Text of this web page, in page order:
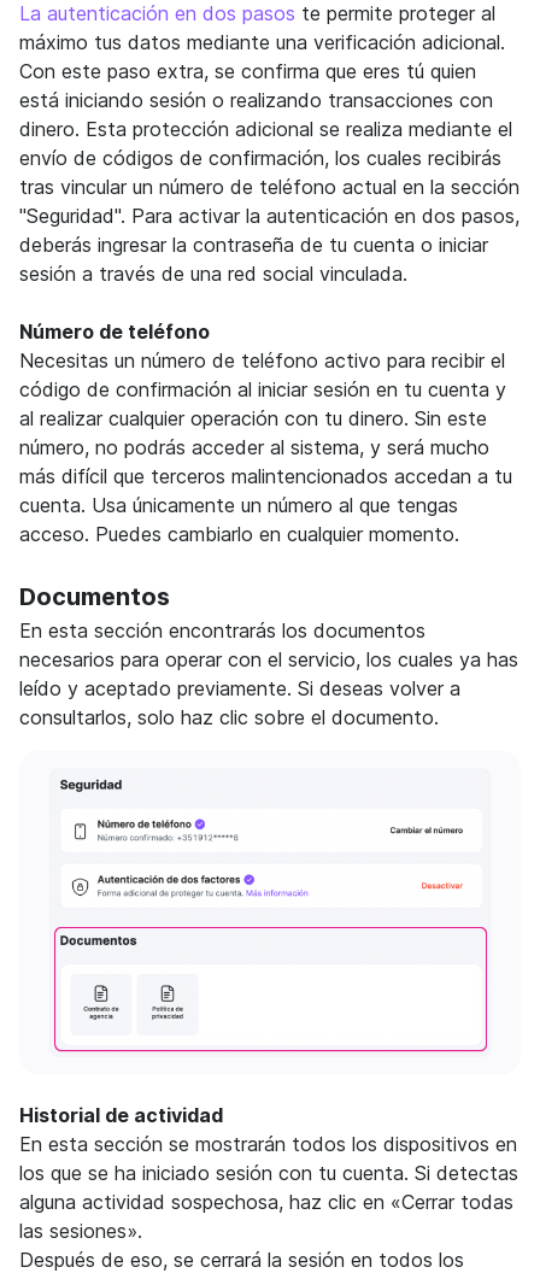
La autenticación en dos pasos te permite proteger al
máximo tus datos mediante una verificación adicional.
Con este paso extra, se confirma que eres tú quien
está iniciando sesión o realizando transacciones con
dinero. Esta protección adicional se realiza mediante el
envío de códigos de confirmación, los cuales recibirás
tras vincular un número de teléfono actual en la sección
"Seguridad". Para activar la autenticación en dos pasos,
deberás ingresar la contraseña de tu cuenta o iniciar
sesión a través de una red social vinculada.
Número de teléfono
Necesitas un número de teléfono activo para recibir el
código de confirmación al iniciar sesión en tu cuenta y
al realizar cualquier operación con tu dinero. Sin este
número, no podrás acceder al sistema, y será mucho
más difícil que terceros malintencionados accedan a tu
cuenta. Usa únicamente un número al que tengas
acceso. Puedes cambiarlo en cualquier momento.
Documentos
En esta sección encontrarás los documentos
necesarios para operar con el servicio, los cuales ya has
leído y aceptado previamente. Si deseas volver a
consultarlos, solo haz clic sobre el documento.
Historial de actividad
En esta sección se mostrarán todos los dispositivos en
los que se ha iniciado sesión con tu cuenta. Si detectas
alguna actividad sospechosa, haz clic en «Cerrar todas
las sesiones».
Después de eso, se cerrará la sesión en todos los